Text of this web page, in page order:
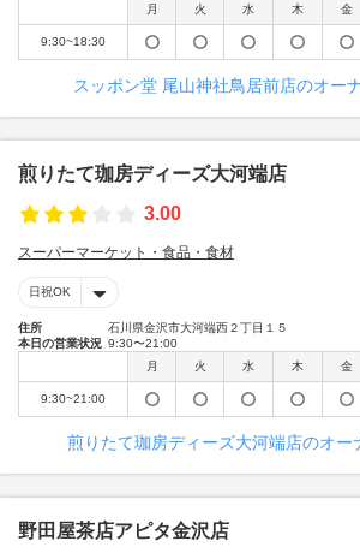
月
火 水 木 金
9:30~18:30
スッポン堂 尾山神社鳥居前店のオー
煎りたて珈房ディーズ大河端店
3.00
スーパーマーケット・食品・食材
日祝OK
住所
石川県金沢市大河端西２丁目１５
本日の営業状況 9:30〜21:00
月
火 水 木 金
9:30~21:00
煎りたて珈房ディーズ大河端店のオー
野田屋茶店アピタ金沢店